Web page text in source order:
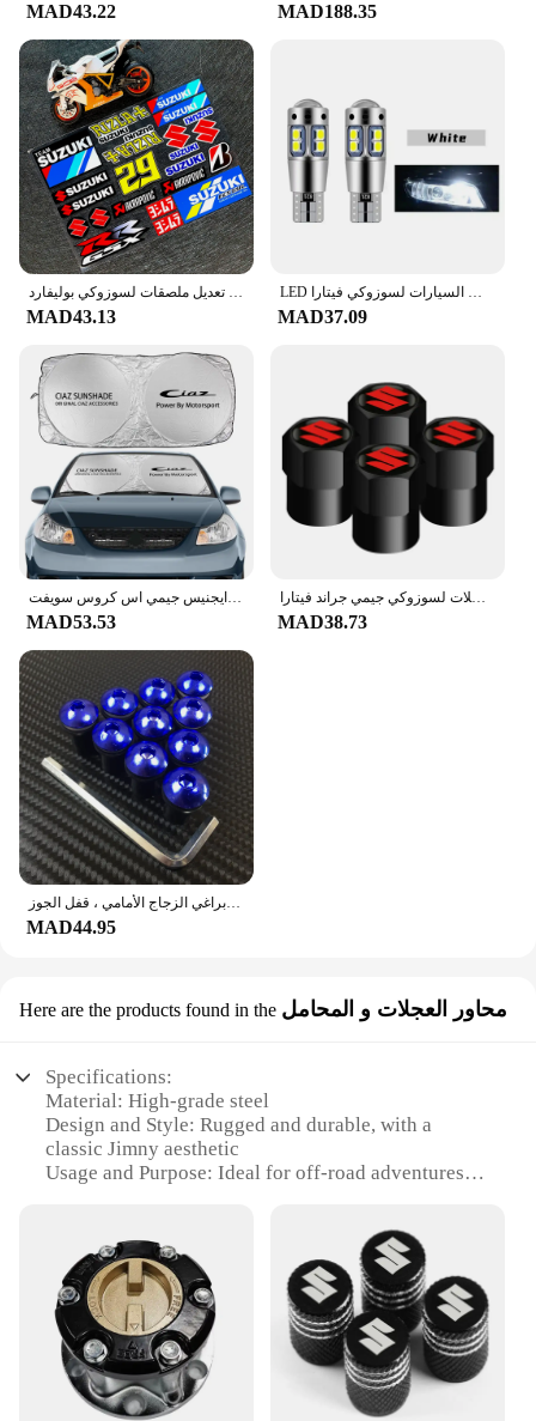
MAD43.22 MAD188.35
دراجة نارية عاكسة تعديل ملصقات لسوزوكي بوليفارد C50 US125 GSX150 سكوتر خوذة سباق مقاوم للماء الشارات الزخرفية
MAD43.13
LED ضوء وقوف السيارات لسوزوكي فيتارا ، T10 ، W5W ، مصباح التخليص ، والاكسسوارات ، 2015 ، 2016 ، 2017 ، 2018 ، 2019 ، 2020 ، 2 قطعة
MAD37.09
لسوزوكي ألتو بالينو سيليريو سياز خط الاستواء ارتيغا جراند فيتارا ايجنيس جيمي اس كروس سويفت SX4 فيتارا زجاج السيارة الأمامي للشمس
MAD53.53
السيارات الجلد المدبوغ مفتاح حزام حلقة رئيسية سبائك معدنية غطاء الصمام قبعات العجلات لسوزوكي جيمي جراند فيتارا sx4 سويفت ألتو
MAD38.73
براغي الزجاج الأمامي للدراجة النارية لسوزوكي ، براغي الزجاج الأمامي ، قفل الجوز ، GSXR ، ، 2.8 ، K1 ، K2 ، K3 ، K4 ، K5 ، K6 ، K7 ، K8 ، K9 ، K11 ، 5 ، 10 ، من من من
MAD44.95
Here are the products found in the محاور العجلات و المحامل
Specifications:
Material: High-grade steel
Design and Style: Rugged and durable, with a
classic Jimny aesthetic
Usage and Purpose: Ideal for off-road adventures
terrains and challenging conditions
Shape or Size or Weight or Quantity: Custom-fit for
Suzuki Jimny models
Performance and Property: Enhanced traction and
stability for the vehicle
Features:
**Unmatched Durability and Reliability**